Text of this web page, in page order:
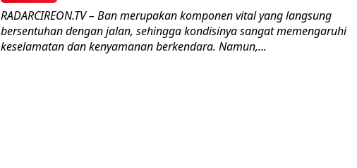
RADARCIREON.TV – Ban merupakan komponen vital yang langsung
bersentuhan dengan jalan, sehingga kondisinya sangat memengaruhi
keselamatan dan kenyamanan berkendara. Namun,...